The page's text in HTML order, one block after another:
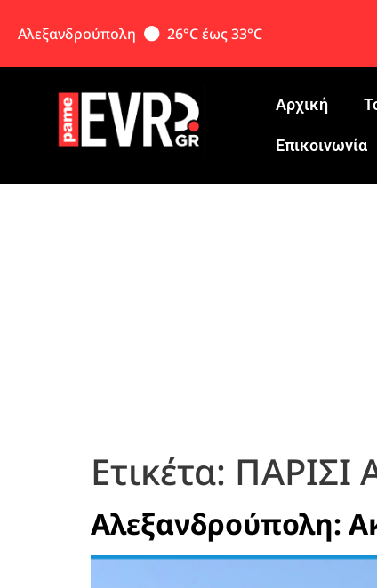
Αλεξανδρούπολη 26°C έως 33°C
Αρχική
Eπικοινωνία
Ετικέτα:
Αλεξανδρούπολη: